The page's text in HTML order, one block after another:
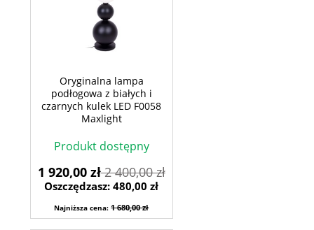
Oryginalna lampa
podłogowa z białych i
czarnych kulek LED F0058
Maxlight
Produkt dostępny
1 920,00 zł2 400,00 zł
Oszczędzasz: 480,00 zł
Najniższa cena:1 680,00 zł